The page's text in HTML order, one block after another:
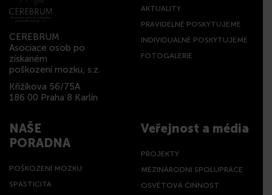
CEREBRUM
Asociace osob po
získaném
poškození mozku, s.z.
Křižíkova 56/75A
186 00 Praha 8 Karlín
AKTUALITY
PRAVIDELNĚ POSKYTUJEME
INDIVIDUÁLNĚ POSKYTUJEME
FOTOGALERIE
NAŠE
PORADNA
POŠKOZENÍ MOZKU
SPASTICITA
Veřejnost a média
PROJEKTY
MEZINÁRODNÍ SPOLUPRÁCE
OSVĚTOVÁ ČINNOST